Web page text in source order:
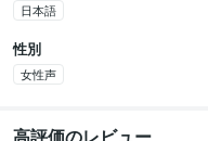
日本語
性別
女性声